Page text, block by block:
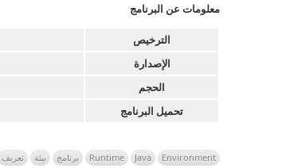
معلومات عن البرنامج
الترخيص
الإصدارة
الحجم
تحميل البرنامج
Environment
Java
Runtime برنامج بيئة تعريف